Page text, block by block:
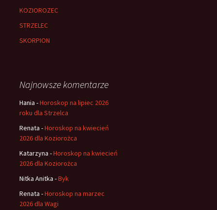
KOZIOROZEC
STRZELEC
SKORPION
Najnowsze komentarze
Hania -Horoskop na lipiec 2026
roku dla Strzelca
Renata -Horoskop na kwiecień
2026 dla Koziorożca
Katarzyna -Horoskop na kwiecień
2026 dla Koziorożca
Nitka Anitka -Byk
Renata -Horoskop na marzec
2026 dla Wagi